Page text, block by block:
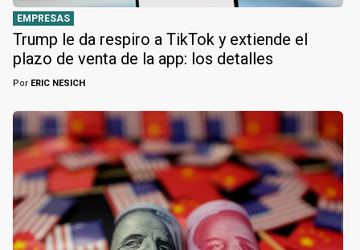
EMPRESAS
Trump le da respiro a TikTok y extiende el
plazo de venta de la app: los detalles
Por ERIC NESICH